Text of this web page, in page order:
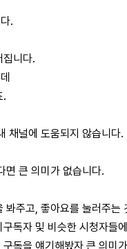
.
집니다.
.
채널에 도움되지 않습니다.
면 큰 의미가 없습니다.
봐주고, 좋아요를 눌러주는
독자 및 비슷한 시청자들
독을 얘기해봤자 큰 의미